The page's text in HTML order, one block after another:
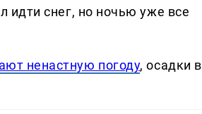
идти снег, но ночью уже все
ненастную погоду, осадки в